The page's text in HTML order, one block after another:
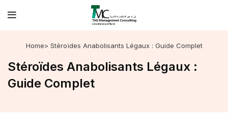
Home> Stéroïdes Anabolisants Légaux : Guide Complet
Stéroïdes Anabolisants Légaux :
Guide Complet